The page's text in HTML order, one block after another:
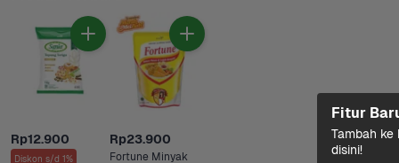
Rp12.900
Diskon s/d 1%
Rp23.900
Fortune Minyak
Fitur
Tambah ke
disini!